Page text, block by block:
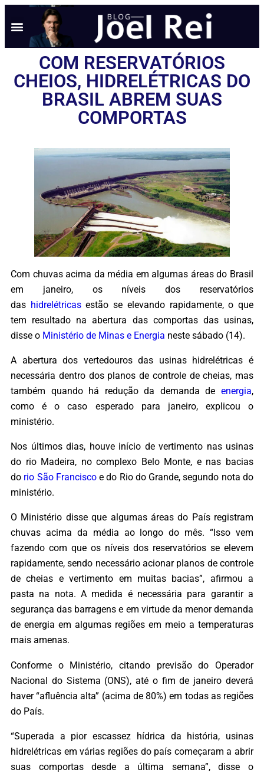
COM RESERVATÓRIOS
CHEIOS, HIDRELÉTRICAS DO
BRASIL ABREM SUAS
COMPORTAS
Com chuvas acima da média em algumas áreas do Brasil
em janeiro, os níveis dos reservatórios
das hidrelétricasestão se elevando rapidamente, o que
tem resultado na abertura das comportas das usinas,
disse o Ministério de Minas e Energia neste sábado (14).
A abertura dos vertedouros das usinas hidrelétricas é
necessária dentro dos planos de controle de cheias, mas
também quando há redução da demanda de energia,
como é o caso esperado para janeiro, explicou o
ministério.
Nos últimos dias, houve início de vertimento nas usinas
do rio Madeira, no complexo Belo Monte, e nas bacias
do rio São Franciscoe do Rio do Grande, segundo nota do
ministério.
O Ministério disse que algumas áreas do País registram
chuvas acima da média ao longo do mês. “Isso vem
fazendo com que os níveis dos reservatórios se elevem
rapidamente, sendo necessário acionar planos de controle
de cheias e vertimento em muitas bacias”, afirmou a
pasta na nota. A medida é necessária para garantir a
segurança das barragens e em virtude da menor demanda
de energia em algumas regiões em meio a temperaturas
mais amenas.
Conforme o Ministério, citando previsão do Operador
Nacional do Sistema (ONS), até o fim de janeiro deverá
haver “afluência alta” (acima de 80%) em todas as regiões
do País.
“Superada a pior escassez hídrica da história, usinas
hidrelétricas em várias regiões do país começaram a abrir
suas comportas desde a última semana”, disse o